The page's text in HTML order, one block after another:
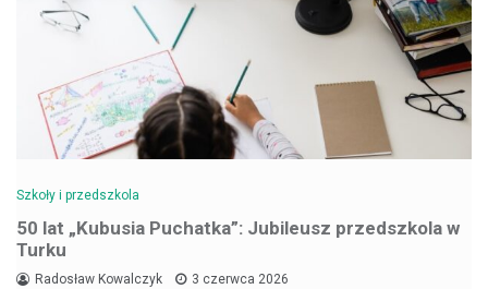
Szkoły i przedszkola
50 lat „Kubusia Puchatka”: Jubileusz przedszkola w
Turku
Radosław Kowalczyk 3 czerwca 2026